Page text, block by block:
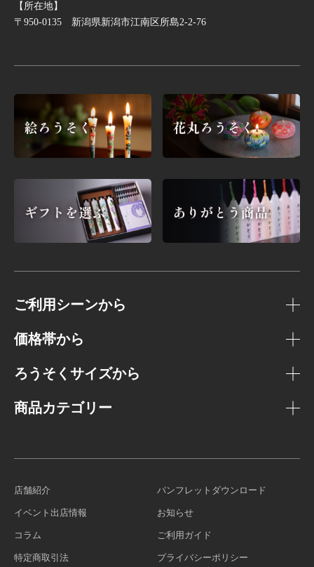
【所在地】
〒950-0135 新潟県新潟市江南区所島2-2-76
ご利用シーンから
価格帯から
ろうそくサイズから
商品カテゴリー
店舗紹介 パンフレットダウンロード
イベント出店情報 お知らせ
コラム ご利用ガイド
特定商取引法 プライバシーポリシー